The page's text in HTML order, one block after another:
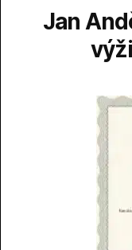
Jan